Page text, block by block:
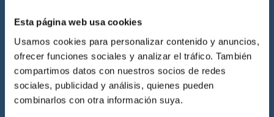
Esta página web usa cookies
Usamos cookies para personalizar contenido y anuncios,
ofrecer funciones sociales y analizar el tráfico. También
compartimos datos con nuestros socios de redes
sociales, publicidad y análisis, quienes pueden
combinarlos con otra información suya.
Contacta con Cenáutica
Historia de Cenáutica
Trabaja con Cenáutica
Sala de prensa